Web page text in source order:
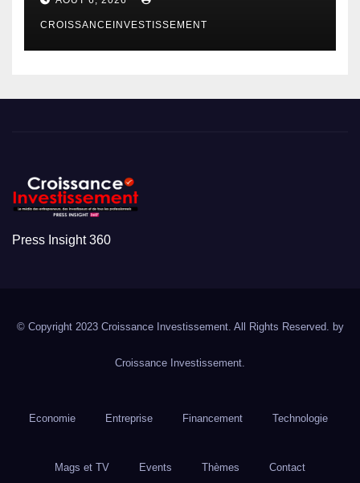
CROISSANCEINVESTISSEMENT
Press Insight 360
© Copyright 2023 Croissance Investissement. All Rights Reserved. by
Croissance Investissement.
Economie Entreprise Financement Technologie
Mags et TV Events Thèmes Contact